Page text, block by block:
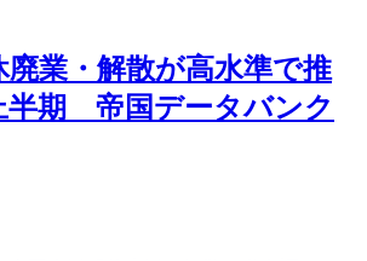
廃業・解散が高水準で推
期 帝国データバンク